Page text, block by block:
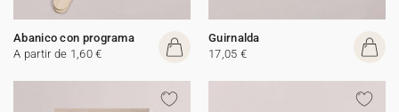
Abanico con programa
A partir de 1,60 €
Guirnalda
17,05 €